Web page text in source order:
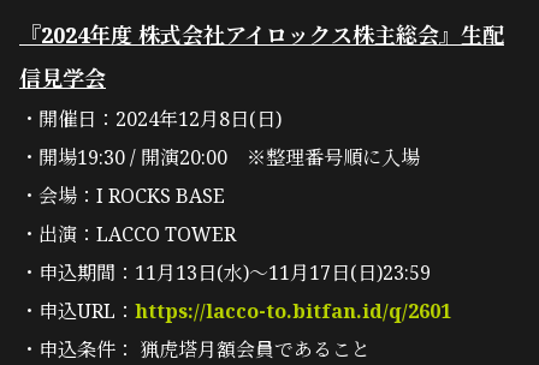
『2024年度 株式会社アイロックス株主総会』生配
信見学会
・開催日：2024年12月8日(日)
・開場19:30 / 開演20:00 ※整理番号順に入場
・会場：I ROCKS BASE
・出演：LACCO TOWER
・申込期間：11月13日(水)〜11月17日(日)23:59
・申込URL： https://lacco-to.bitfan.id/q/2601
・申込条件： 猟虎塔月額会員であること